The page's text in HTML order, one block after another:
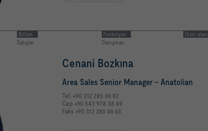
Bölüm
Satışlar
Fonksiyon
Danışman
Ürün alanı
Cenani Bozkına
Area Sales Senior Manager - Anatolian
Tel. +90 312 285 06 82
Cep +90 543 978 38 89
Faks +90 312 285 06 63